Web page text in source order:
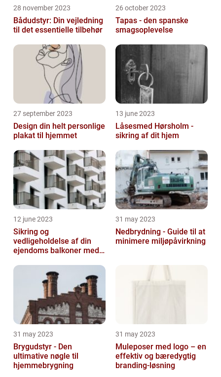
28 november 2023
Bådudstyr: Din vejledning
til det essentielle tilbehør
26 october 2023
Tapas - den spanske
smagsoplevelse
27 september 2023
Design din helt personlige
plakat til hjemmet
13 june 2023
Låsesmed Hørsholm -
sikring af dit hjem
12 june 2023
Sikring og
vedligeholdelse af din
ejendoms balkoner med
31 may 2023
Nedbrydning - Guide til at
minimere miljøpåvirkning
31 may 2023
Brygudstyr - Den
ultimative nøgle til
hjemmebrygning
31 may 2023
Muleposer med logo – en
effektiv og bæredygtig
branding-løsning